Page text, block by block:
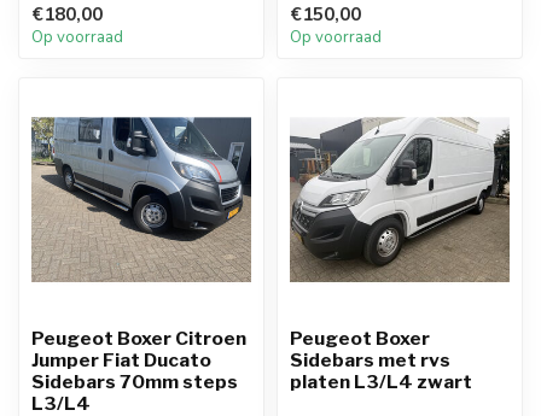
€180,00
Op voorraad
€150,00
Op voorraad
Peugeot Boxer Citroen
Jumper Fiat Ducato
Sidebars 70mm steps
L3/L4
Peugeot Boxer
Sidebars met rvs
platen L3/L4 zwart